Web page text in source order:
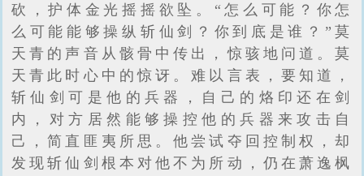
砍，护体金光摇摇欲坠。“怎么可能？你怎
么可能能够操纵斩仙剑？你到底是谁？”莫
天青的声音从骸骨中传出，惊骇地问道。莫
天青此时心中的惊讶。难以言表，要知道，
斩仙剑可是他的兵器，自己的烙印还在剑
内，对方居然能够操控他的兵器来攻击自
己，简直匪夷所思。他尝试夺回控制权，却
发现斩仙剑根本对他不为所动，仍在萧逸枫